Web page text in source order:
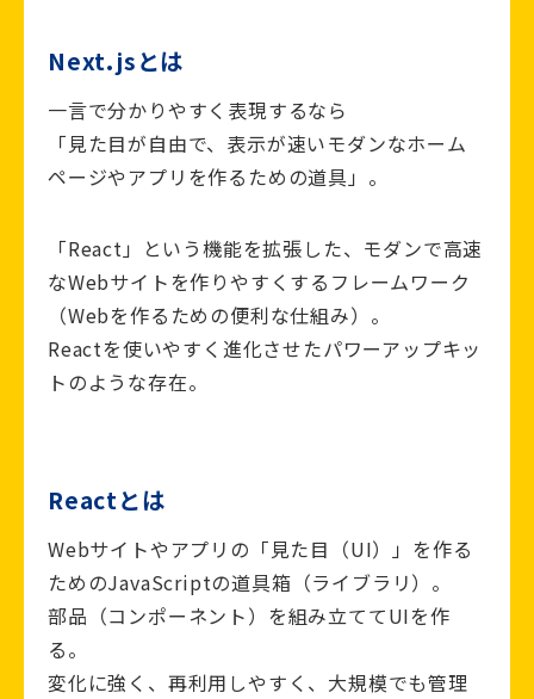
Next.jsとは
一言で分かりやすく表現するなら
「見た目が自由で、表示が速いモダンなホーム
ページやアプリを作るための道具」。
「React」という機能を拡張した、モダンで高速
なWebサイトを作りやすくするフレームワーク
（Webを作るための便利な仕組み）。
Reactを使いやすく進化させたパワーアップキッ
トのような存在。
Reactとは
Webサイトやアプリの「見た目（UI）」を作る
ためのJavaScriptの道具箱（ライブラリ）。
部品（コンポーネント）を組み立ててUIを作
る。
変化に強く、再利用しやすく、大規模でも管理